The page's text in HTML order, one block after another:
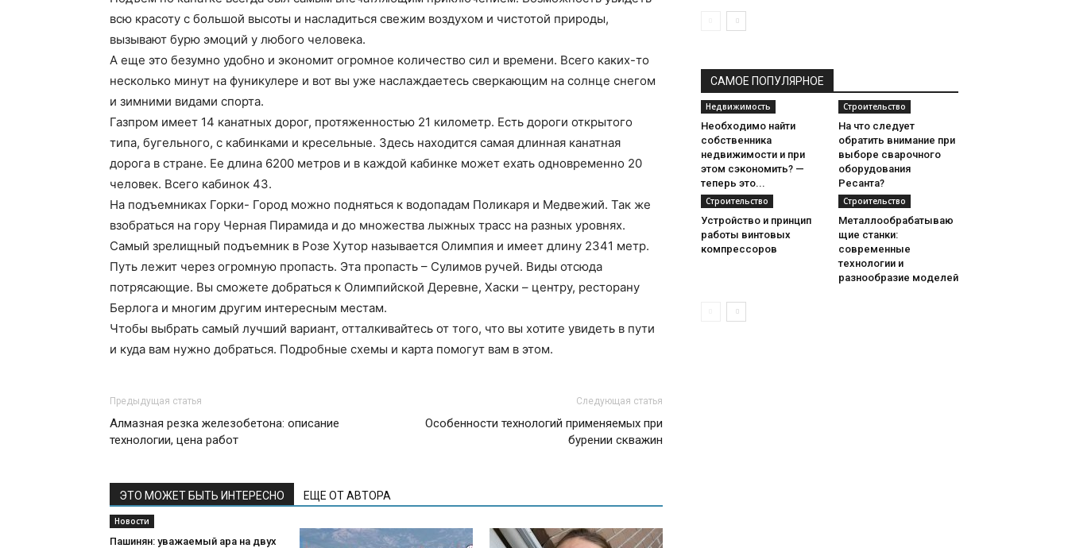
всю красоту с большой высоты и насладиться свежим воздухом и чистотой природы,
вызывают бурю эмоций у любого человека.
А еще это безумно удобно и экономит огромное количество сил и времени. Всего каких-то
несколько минут на фуникулере и вот вы уже наслаждаетесь сверкающим на солнце снегом
и зимними видами спорта.
Газпром имеет 14 канатных дорог, протяженностью 21 километр. Есть дороги открытого
типа, бугельного, с кабинками и кресельные. Здесь находится самая длинная канатная
дорога в стране. Ее длина 6200 метров и в каждой кабинке может ехать одновременно 20
человек. Всего кабинок 43.
На подъемниках Горки- Город можно подняться к водопадам Поликаря и Медвежий. Так же
взобраться на гору Черная Пирамида и до множества лыжных трасс на разных уровнях.
Самый зрелищный подъемник в Розе Хутор называется Олимпия и имеет длину 2341 метр.
Путь лежит через огромную пропасть. Эта пропасть – Сулимов ручей. Виды отсюда
потрясающие. Вы сможете добраться к Олимпийской Деревне, Хаски – центру, ресторану
Берлога и многим другим интересным местам.
Чтобы выбрать самый лучший вариант, отталкивайтесь от того, что вы хотите увидеть в пути
и куда вам нужно добраться. Подробные схемы и карта помогут вам в этом.
Предыдущая статья
Алмазная резка железобетона: описание
технологии, цена работ
Следующая статья
Особенности технологий применяемых при
бурении скважин
ЭТО МОЖЕТ БЫТЬ ИНТЕРЕСНО ЕЩЕ ОТ АВТОРА
Новости
Пашинян: уважаемый ара на двух
САМОЕ ПОПУЛЯРНОЕ
Недвижимость
Необходимо найти
собственника
недвижимости и при
этом сэкономить? —
теперь это...
Строительство
На что следует
обратить внимание при
выборе сварочного
оборудования
Ресанта?
Строительство
Устройство и принцип
работы винтовых
компрессоров
Строительство
Металлообрабатываю
щие станки:
современные
технологии и
разнообразие моделей